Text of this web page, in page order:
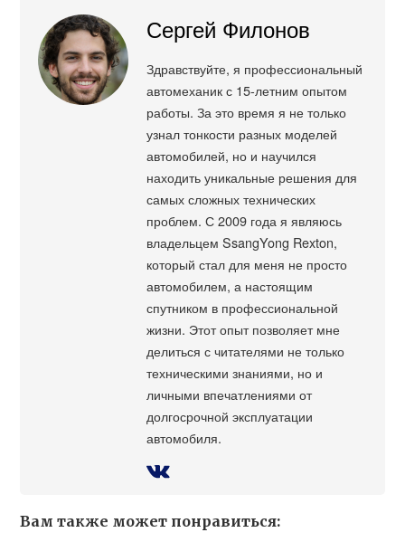
Сергей Филонов
Здравствуйте, я профессиональный
автомеханик с 15-летним опытом
работы. За это время я не только
узнал тонкости разных моделей
автомобилей, но и научился
находить уникальные решения для
самых сложных технических
проблем. С 2009 года я являюсь
владельцем SsangYong Rexton,
который стал для меня не просто
автомобилем, а настоящим
спутником в профессиональной
жизни. Этот опыт позволяет мне
делиться с читателями не только
техническими знаниями, но и
личными впечатлениями от
долгосрочной эксплуатации
автомобиля.
Вам также может понравиться: